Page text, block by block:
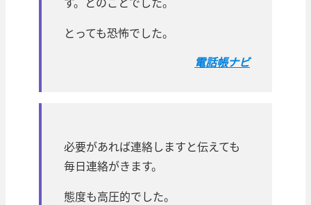
とっても恐怖でした。
電話帳ナビ
必要があれば連絡しますと伝えても
毎日連絡がきます。
態度も高圧的でした。